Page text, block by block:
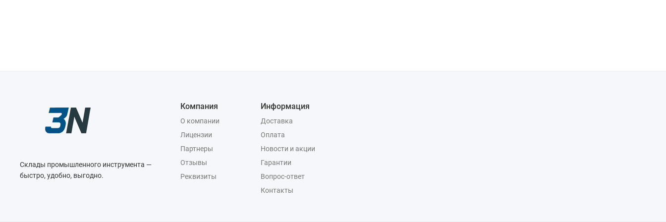
Склады промышленного инструмента —
быстро, удобно, выгодно.
Компания
О компании
Лицензии
Партнеры
Отзывы
Реквизиты
Информация
Доставка
Оплата
Новости и акции
Гарантии
Вопрос-ответ
Контакты